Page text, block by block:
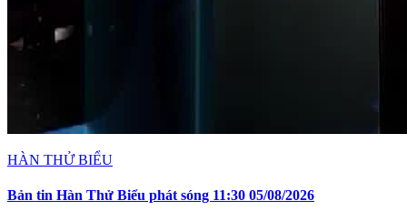
HÀN THỬ BIỂU
Bản tin Hàn Thử Biểu phát sóng 11:30 05/08/2026